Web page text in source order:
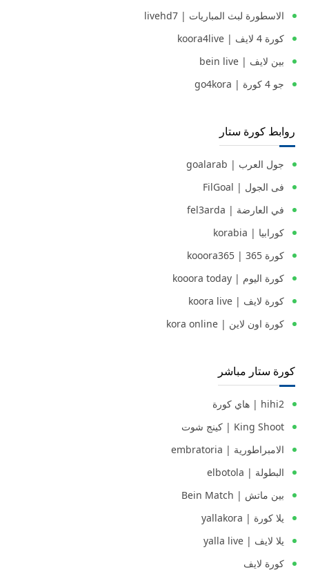
الاسطورة لبث المباريات | livehd7
كورة 4 لايف | koora4live
بين لايف | bein live
جو 4 كورة | go4kora
روابط كورة ستار
جول العرب | goalarab
فى الجول | FilGoal
في العارضة | fel3arda
كورابيا | korabia
كورة 365 | kooora365
كورة اليوم | kooora today
كورة لايف | koora live
كورة اون لاين | kora online
كورة ستار مباشر
hihi2 | هاي كورة
King Shoot | كينج شوت
الامبراطورية | embratoria
البطولة | elbotola
بين ماتش | Bein Match
يلا كورة | yallakora
يلا لايف | yalla live
كورة لايف